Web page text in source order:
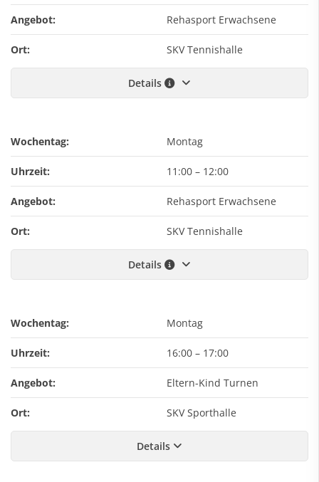
Angebot: Rehasport Erwachsene
Ort: SKV Tennishalle
Details
Wochentag: Montag
Uhrzeit: 11:00 – 12:00
Angebot: Rehasport Erwachsene
Ort: SKV Tennishalle
Details
Wochentag: Montag
Uhrzeit: 16:00 – 17:00
Angebot: Eltern-Kind Turnen
Ort: SKV Sporthalle
Details